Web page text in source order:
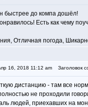
быстрее до компа дошёл!
Есть как чему
Отличная погода,
16, 2018 11:12 am Заголовок
дистанцию - там все
не проходили
людей, приехавших на